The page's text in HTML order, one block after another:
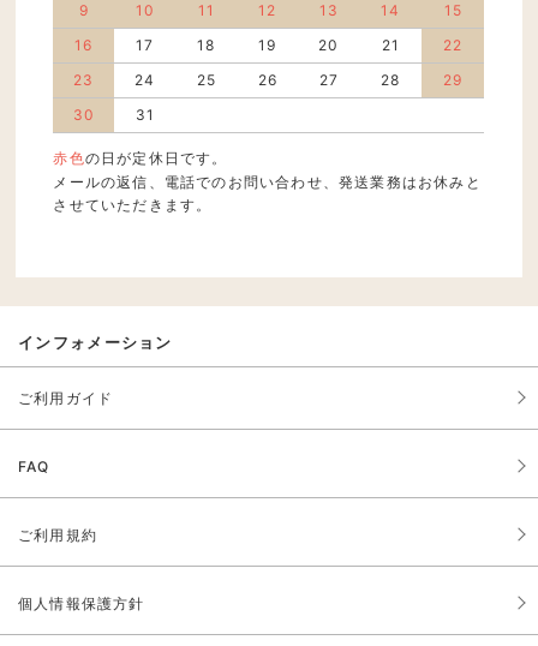
9
10 11 12 13 14
15
16
17 18 19 20 21
22
23
24 25 26 27 28
29
30
31
赤色の日が定休日です。
メールの返信、電話でのお問い合わせ、発送業務はお休みと
させていただきます。
インフォメーション
ご利用ガイド
FAQ
ご利用規約
個人情報保護方針